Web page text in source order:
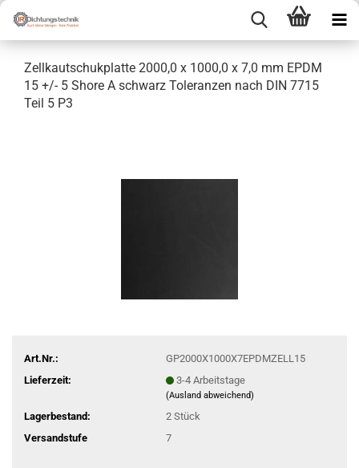
Zellkautschukplatte 2000,0 x 1000,0 x 7,0 mm EPDM
15 +/- 5 Shore A schwarz Toleranzen nach DIN 7715
Teil 5 P3
Art.Nr.:
GP2000X1000X7EPDMZELL15
Lieferzeit:
3-4 Arbeitstage
(Ausland abweichend)
Lagerbestand: 2 Stück
Versandstufe
7